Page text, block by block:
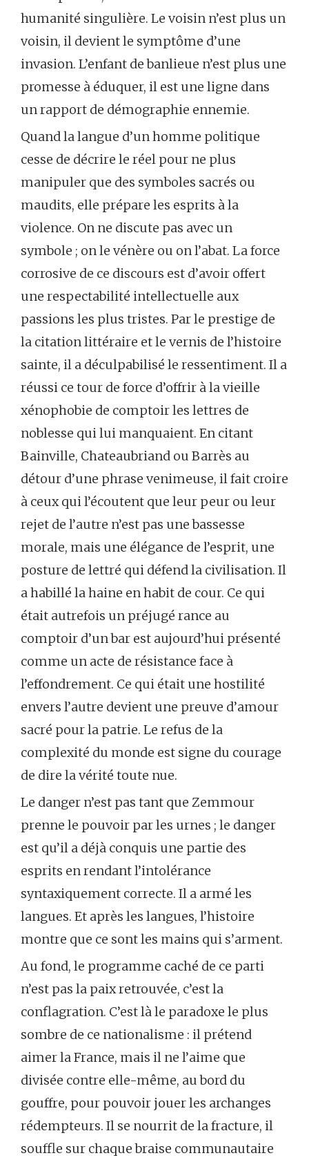
humanité singulière. Le voisin n’est plus un
voisin, il devient le symptôme d’une
invasion. L’enfant de banlieue n’est plus une
promesse à éduquer, il est une ligne dans
un rapport de démographie ennemie.
Quand la langue d’un homme politique
cesse de décrire le réel pour ne plus
manipuler que des symboles sacrés ou
maudits, elle prépare les esprits à la
violence. On ne discute pas avec un
symbole ; on le vénère ou on l’abat. La force
corrosive de ce discours est d’avoir offert
une respectabilité intellectuelle aux
passions les plus tristes. Par le prestige de
la citation littéraire et le vernis de l’histoire
sainte, il a déculpabilisé le ressentiment. Il a
réussi ce tour de force d’offrir à la vieille
xénophobie de comptoir les lettres de
noblesse qui lui manquaient. En citant
Bainville, Chateaubriand ou Barrès au
détour d’une phrase venimeuse, il fait croire
à ceux qui l’écoutent que leur peur ou leur
rejet de l’autre n’est pas une bassesse
morale, mais une élégance de l’esprit, une
posture de lettré qui défend la civilisation. Il
a habillé la haine en habit de cour. Ce qui
était autrefois un préjugé rance au
comptoir d’un bar est aujourd’hui présenté
comme un acte de résistance face à
l’effondrement. Ce qui était une hostilité
envers l’autre devient une preuve d’amour
sacré pour la patrie. Le refus de la
complexité du monde est signe du courage
de dire la vérité toute nue.
Le danger n’est pas tant que Zemmour
prenne le pouvoir par les urnes ; le danger
est qu’il a déjà conquis une partie des
esprits en rendant l’intolérance
syntaxiquement correcte. Il a armé les
langues. Et après les langues, l’histoire
montre que ce sont les mains qui s’arment.
Au fond, le programme caché de ce parti
n’est pas la paix retrouvée, c’est la
conflagration. C’est là le paradoxe le plus
sombre de ce nationalisme : il prétend
aimer la France, mais il ne l’aime que
divisée contre elle-même, au bord du
gouffre, pour pouvoir jouer les archanges
rédempteurs. Il se nourrit de la fracture, il
souffle sur chaque braise communautaire